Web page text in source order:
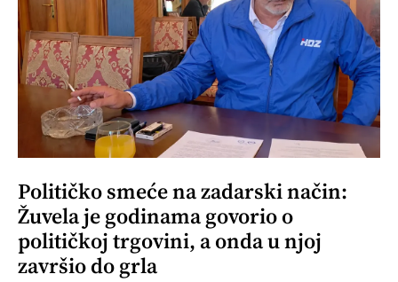
Političko smeće na zadarski način:
Žuvela je godinama govorio o
političkoj trgovini, a onda u njoj
završio do grla